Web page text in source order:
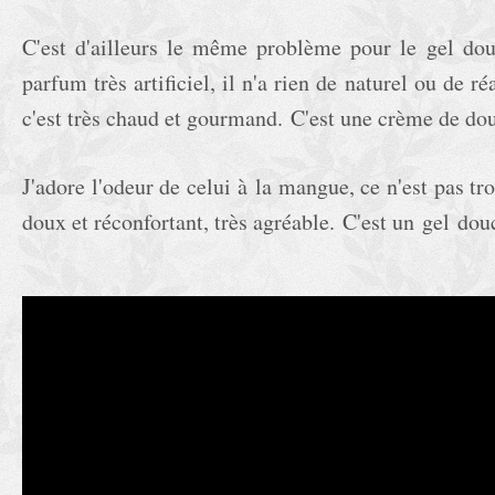
C'est d'ailleurs le même problème pour le gel
parfum très artificiel, il n'a rien de naturel ou de
c'est très chaud et gourmand. C'est une crème de
J'adore l'odeur de celui à la mangue, ce n'est pas
doux et réconfortant, très agréable. C'est un gel